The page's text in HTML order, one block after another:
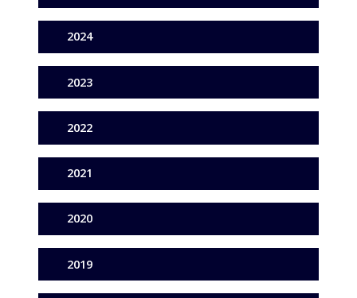
2024
2023
2022
2021
2020
2019